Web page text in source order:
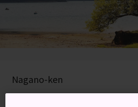
Nagano-ken